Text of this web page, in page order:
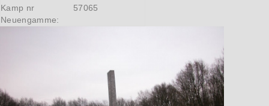
Kamp nr
Neuengamme:
57065